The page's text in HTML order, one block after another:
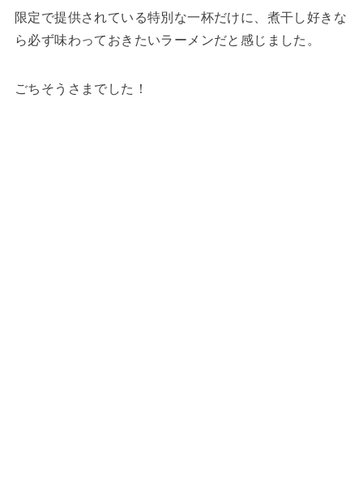
限定で提供されている特別な一杯だけに、煮干し好きな
ら必ず味わっておきたいラーメンだと感じました。
ごちそうさまでした！